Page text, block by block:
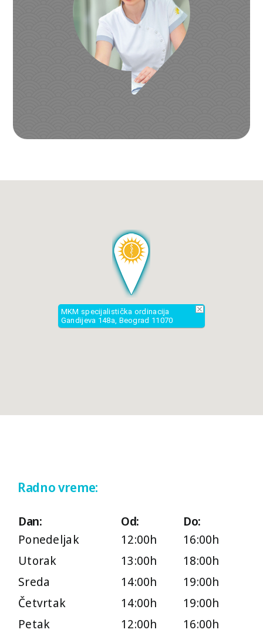
MKM specijalistička ordinacija
Gandijeva 148a, Beograd 11070
Radno vreme:
Dan: Od:
Do:
Ponedeljak
12:00h
16:00h
Utorak
13:00h
18:00h
Sreda
14:00h
19:00h
Četvrtak
14:00h
19:00h
Petak
12:00h 16:00h
011 21 777 97
Radno vreme:
Od:
Sreda 14:00h 19:00h
12:00h